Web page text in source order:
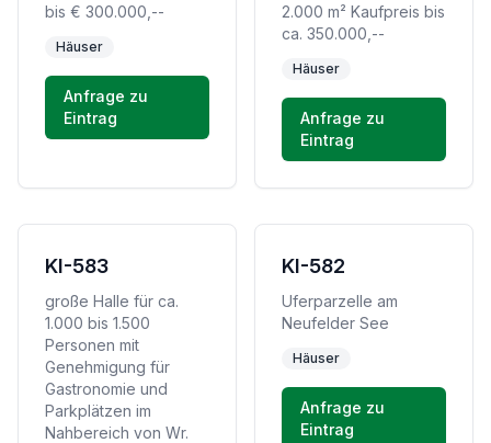
bis € 300.000,--
Häuser
Anfrage zu
Eintrag
2.000 m² Kaufpreis bis
ca. 350.000,--
Häuser
Anfrage zu
Eintrag
KI-583
große Halle für ca.
1.000 bis 1.500
Personen mit
Genehmigung für
Gastronomie und
Parkplätzen im
Nahbereich von Wr.
KI-582
Uferparzelle am
Neufelder See
Häuser
Anfrage zu
Eintrag